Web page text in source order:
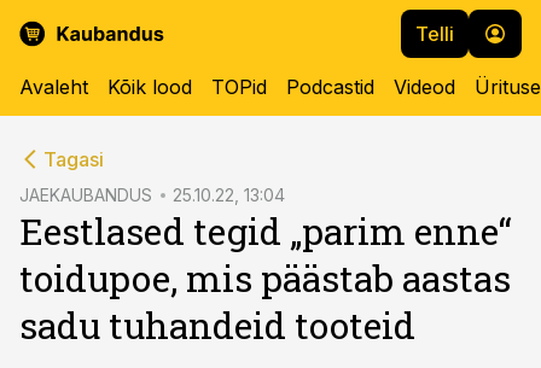
Telli
Avaleht Kõik lood TOPid Podcastid Videod
Tagasi
JAEKAUBANDUS 25.10.22, 13:04
Eestlased tegid „parim enne“
toidupoe, mis päästab aastas
sadu tuhandeid tooteid